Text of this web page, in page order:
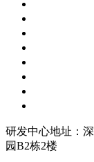
研发中心地址：
园B2栋2楼